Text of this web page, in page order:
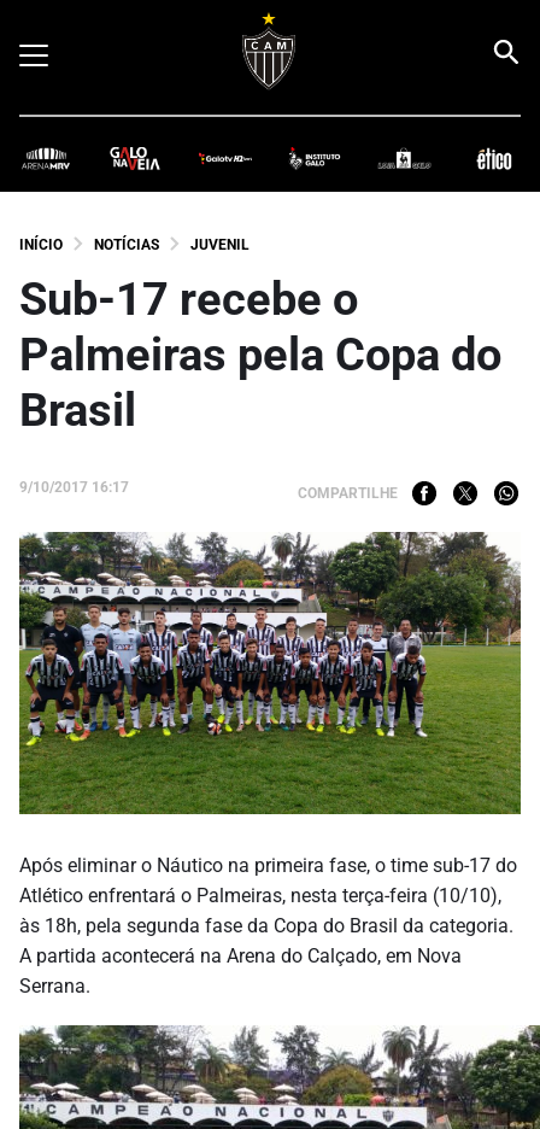
INÍCIO NOTÍCIAS JUVENIL
Sub-17 recebe o
Palmeiras pela Copa do
Brasil
9/10/2017 16:17 COMPARTILHE
Após eliminar o Náutico na primeira fase, o time sub-17 do
Atlético enfrentará o Palmeiras, nesta terça-feira (10/10),
às 18h, pela segunda fase da Copa do Brasil da categoria.
A partida acontecerá na Arena do Calçado, em Nova
Serrana.